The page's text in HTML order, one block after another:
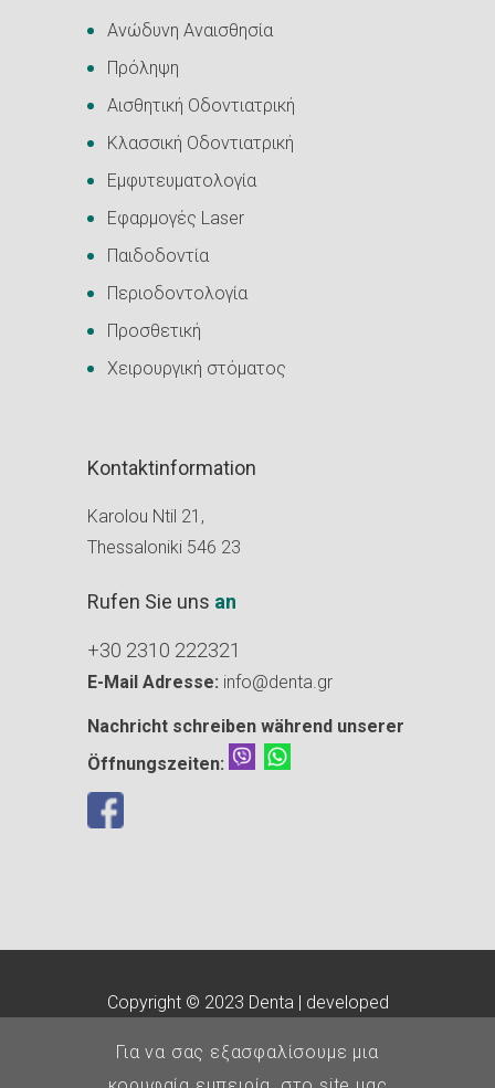
Ανώδυνη Αναισθησία
Πρόληψη
Αισθητική Οδοντιατρική
Κλασσική Οδοντιατρική
Εμφυτευματολογία
Εφαρμογές Laser
Παιδοδοντία
Περιοδοντολογία
Προσθετική
Χειρουργική στόματος
Kontaktinformation
Karolou Ntil 21,
Thessaloniki 546 23
Rufen Sie uns an
+30 2310 222321
E-Mail Adresse: info@denta.gr
Nachricht schreiben während unserer
Öffnungszeiten:
Copyright © 2023 Denta | developed
Για να σας εξασφαλίσουμε μια